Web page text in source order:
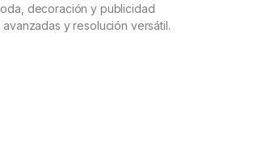
decoración y publicidad
y resolución versátil.